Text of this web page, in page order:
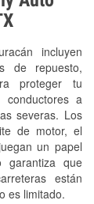
incluyen
de repuesto,
proteger tu
a
severas. Los
de motor, el
un papel
garantiza que
están
es limitado.
de